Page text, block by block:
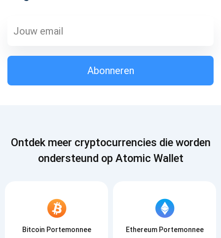
Abonneren
ABONNEREN
Ontdek meer cryptocurrencies die worden
ondersteund op Atomic Wallet
Bitcoin Portemonnee Ethereum Portemonnee